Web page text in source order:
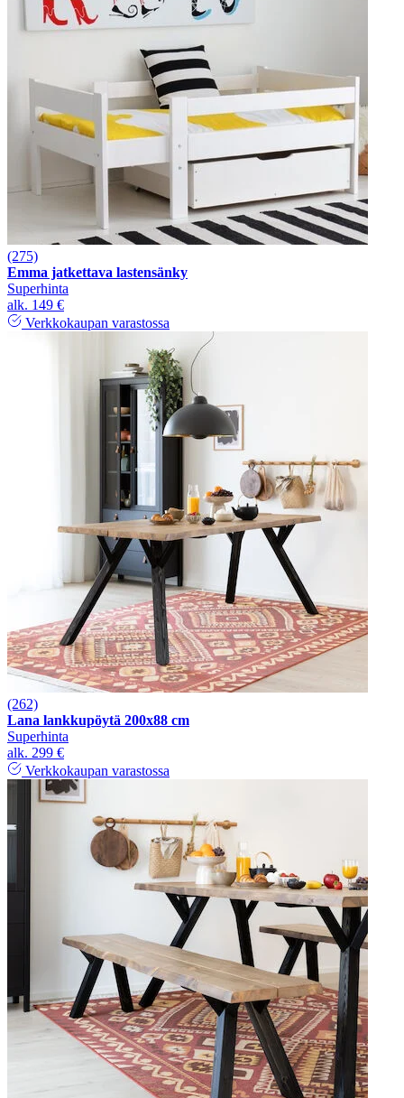
(275)
Emma jatkettava lastensänky
Superhinta
alk. 149 €
Verkkokaupan varastossa
(262)
Lana lankkupöytä 200x88 cm
Superhinta
alk. 299 €
Verkkokaupan varastossa